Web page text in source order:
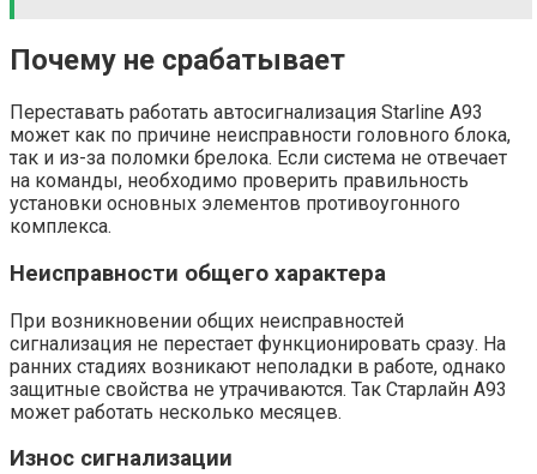
Почему не срабатывает
Переставать работать автосигнализация Starline A93
может как по причине неисправности головного блока,
так и из-за поломки брелока. Если система не отвечает
на команды, необходимо проверить правильность
установки основных элементов противоугонного
комплекса.
Неисправности общего характера
При возникновении общих неисправностей
сигнализация не перестает функционировать сразу. На
ранних стадиях возникают неполадки в работе, однако
защитные свойства не утрачиваются. Так Старлайн А93
может работать несколько месяцев.
Износ сигнализации